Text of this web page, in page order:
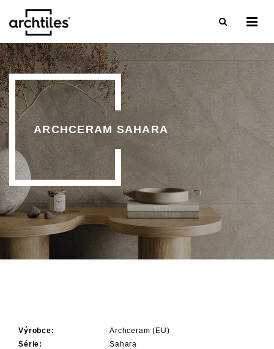
ARCHCERAM SAHARA
Výrobce:
Archceram (EU)
Série:
Sahara